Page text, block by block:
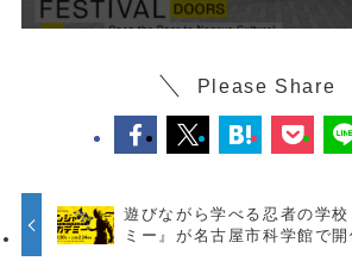
Please Share
遊びながら学べる忍者の学
ミー』が名古屋市科学館で開